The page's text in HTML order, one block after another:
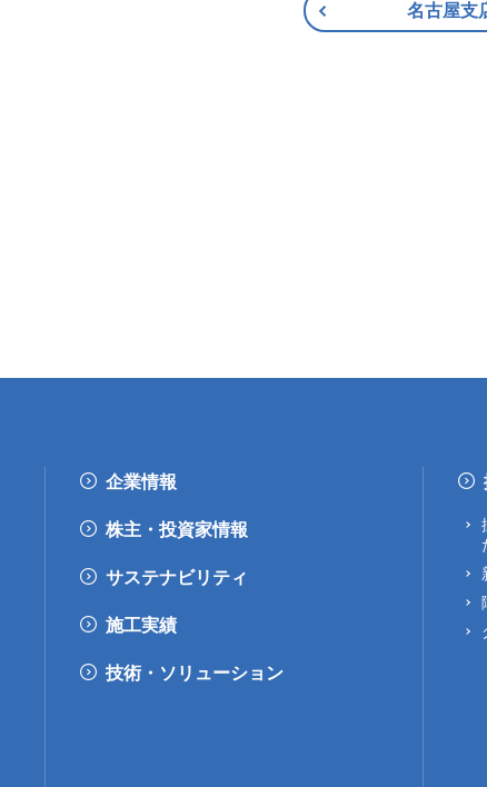
名古屋支
企業情報
株主・投資家情報
サステナビリティ
施工実績
技術・ソリューション